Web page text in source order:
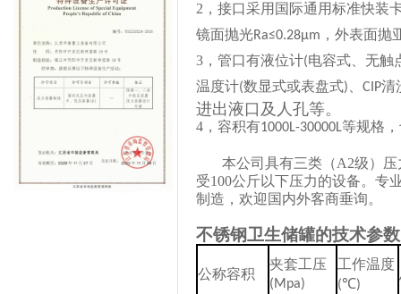
2 ， 接口采用国际通用标准快装
镜面抛光Ra≤0.28μm ，外表面抛
3 ， 管口有液位计(电容式、无触
温度计(数显式或表盘式) CIP清
进出液口及人孔等。
4 ， 容积有1000L-30000L等规格
本公司具有三类（A2级）压
受100公斤以下压力的设备。专
制造，欢迎国内外客商垂询。
不锈钢卫生储罐的技术参
公称容积
夹套工压
(Mpa)
工作温度
(℃)